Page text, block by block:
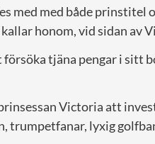
med med både prinstitel
honom, vid sidan av
tjäna pengar i sitt
Victoria att
trumpetfanar, lyxig